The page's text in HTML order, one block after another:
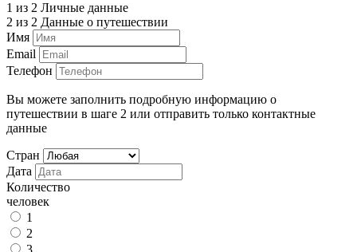
1 из 2 Личные данные
2 из 2 Данные о путешествии
Имя
Email
Телефон
Вы можете заполнить подробную информацию о
путешествии в шаге 2 или отправить только контактные
данные
Стран
Дата
Количество
человек
1
2